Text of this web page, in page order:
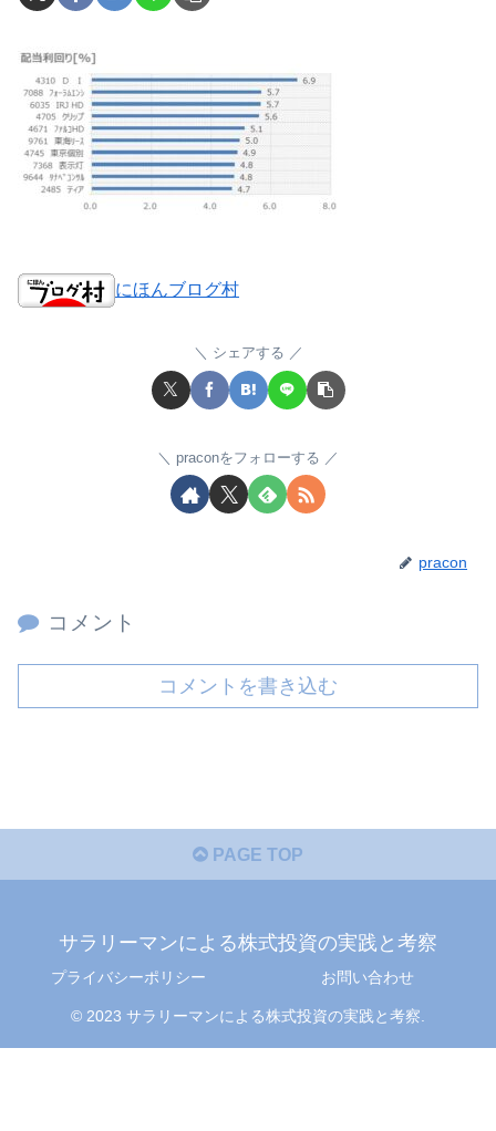
にほんブログ村
シェアする
praconをフォローする
pracon
コメント
コメントを書き込む
PAGE TOP
サラリーマンによる株式投資の実践と考察
プライバシーポリシー お問い合わせ
© 2023 サラリーマンによる株式投資の実践と考察.